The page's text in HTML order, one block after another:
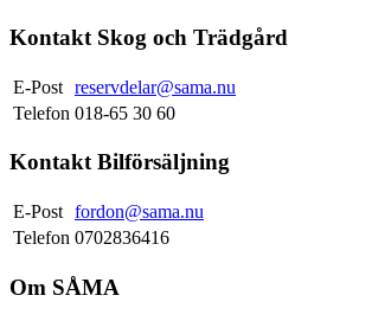
Kontakt Skog och Trädgård
E-Post reservdelar@sama.nu
Telefon 018-65 30 60
Kontakt Bilförsäljning
E-Post fordon@sama.nu
Telefon 0702836416
Om SÅMA